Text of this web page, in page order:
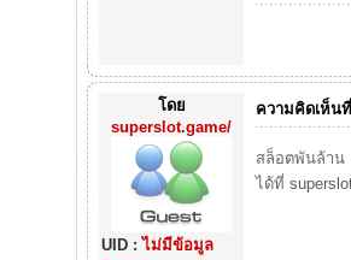
โดย
superslot.game/
UID :ไม่มีข้อมูล
ความคิดเห็น
สล็อตพันล้าน
ได้ที่